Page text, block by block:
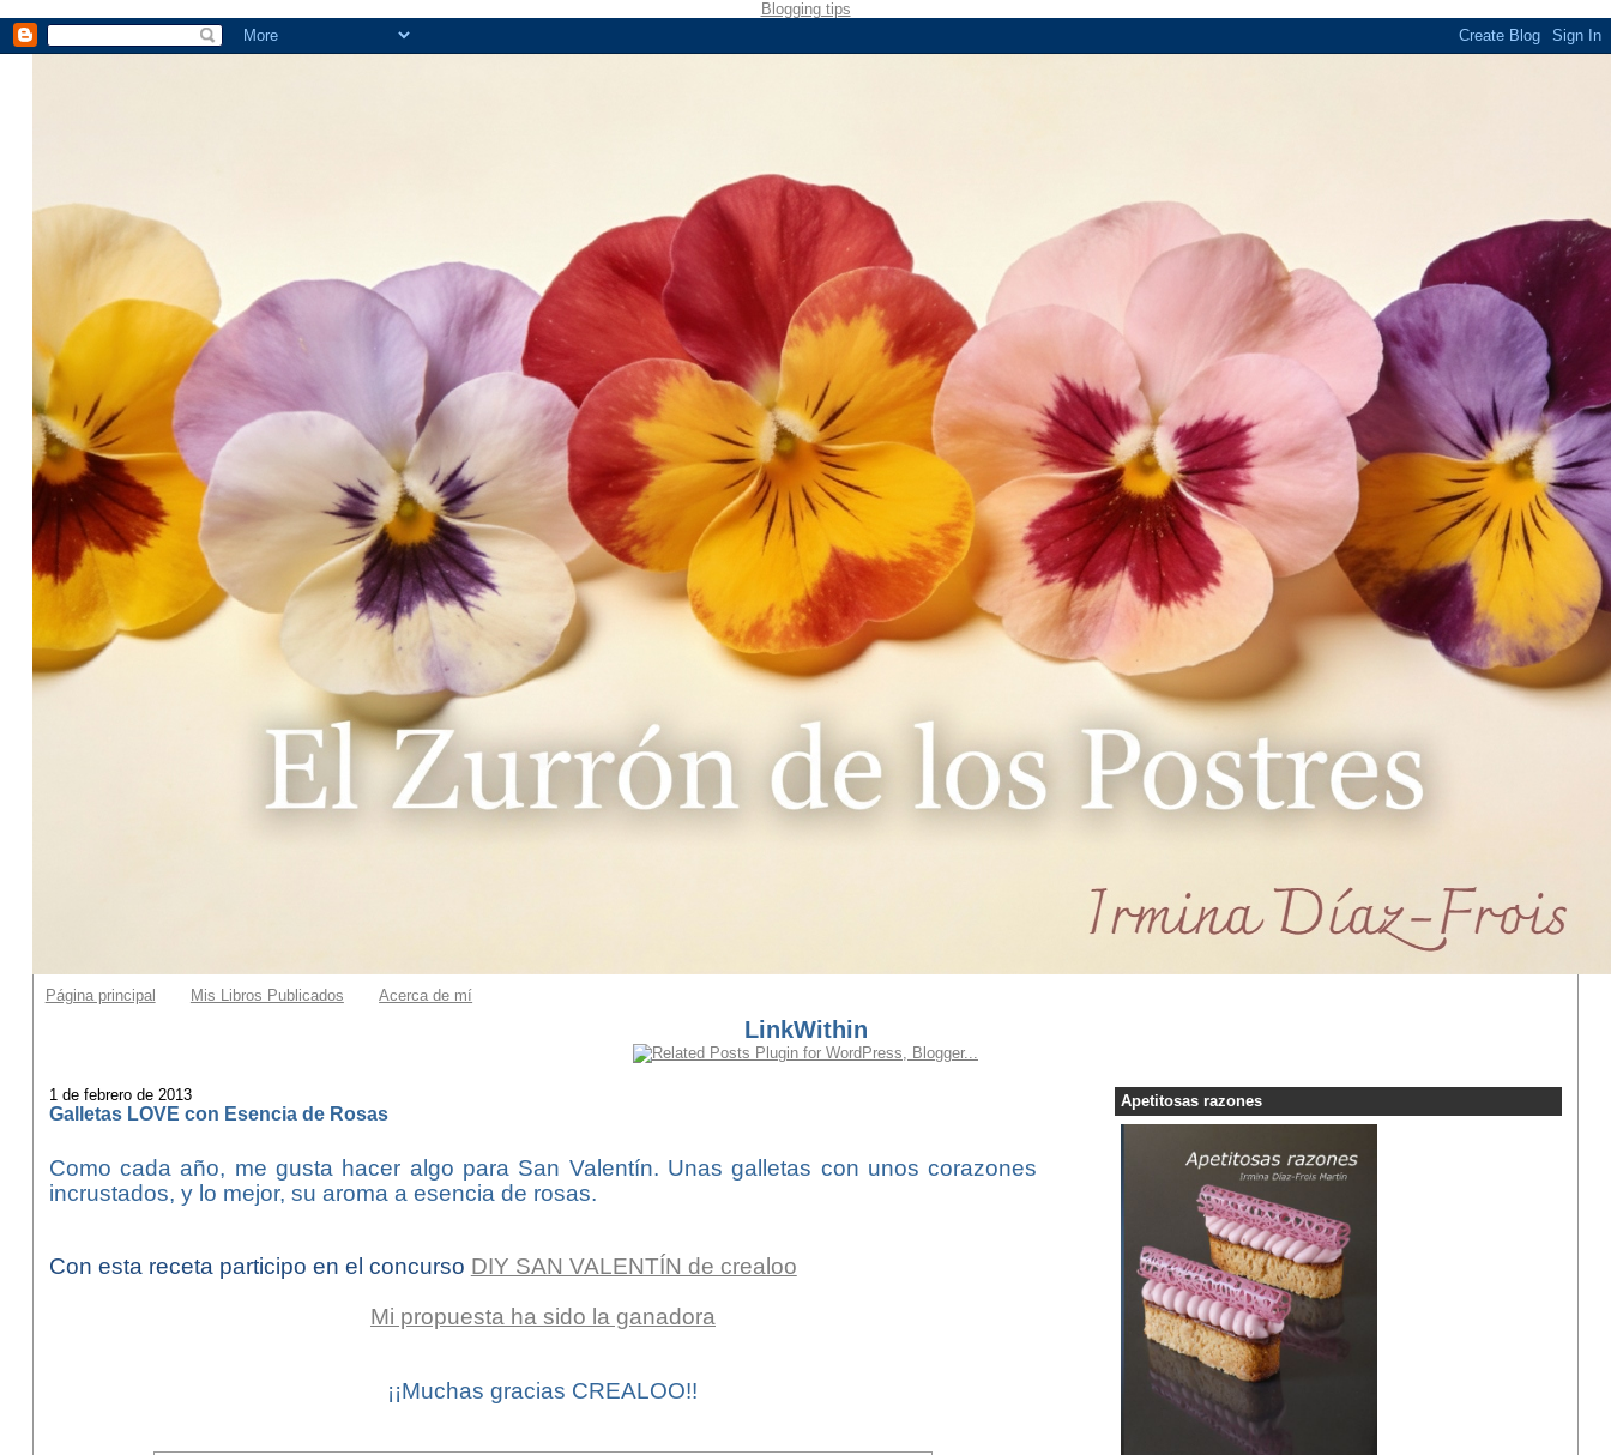
Blogging tips
Página principal Mis Libros Publicados Acerca de mí
LinkWithin
1 de febrero de 2013
Galletas LOVE con Esencia de Rosas
Como cada año, me gusta hacer algo para San Valentín. Unas galletas con unos corazones
incrustados, y lo mejor, su aroma a esencia de rosas.
Con esta receta participo en el concurso DIY SAN VALENTÍN de crealoo
Mi propuesta ha sido la ganadora
¡¡Muchas gracias CREALOO!!
Apetitosas razones